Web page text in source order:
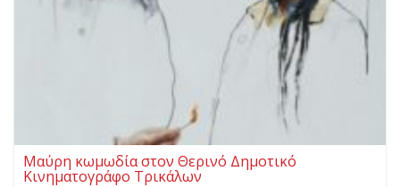
Μαύρη κωμωδία στον Θερινό Δημοτικό
Κινηματογράφο Τρικάλων